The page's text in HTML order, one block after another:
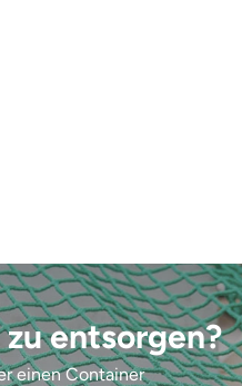
entsorgen?
einen Container